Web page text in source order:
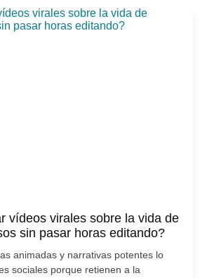
vídeos virales sobre la vida de
sin pasar horas editando?
animadas y narrativas potentes lo
sociales porque retienen a la